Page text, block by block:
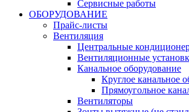
Сервисные работы
ОБОРУДОВАНИЕ
Прайс-листы
Вентиляция
Центральные
Вентиляционные
Канальное оборудование
Круглое канальное
Прямоугольное
Вентиляторы